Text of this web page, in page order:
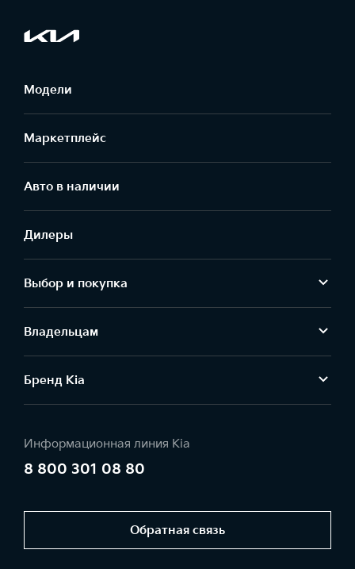
Модели
Маркетплейс
Aвто в наличии
Дилеры
Выбор и покупка
Владельцам
Бренд Kia
Информационная линия Kia
8 800 301 08 80
Обратная связь